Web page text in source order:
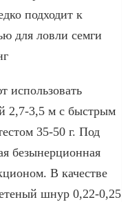
подходит к
для ловли семги
использовать
2,7-3,5 м с быстрым
35-50 г. Под
безынерционная
В качестве
шнур 0,22-0,25